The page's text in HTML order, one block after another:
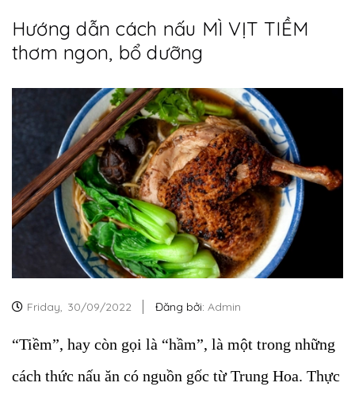
Hướng dẫn cách nấu MÌ VỊT TIỀM
thơm ngon, bổ dưỡng
Friday, 30/09/2022 Đăng bởi: Admin
“Tiềm”, hay còn gọi là “hầm”, là một trong những
cách thức nấu ăn có nguồn gốc từ Trung Hoa. Thực